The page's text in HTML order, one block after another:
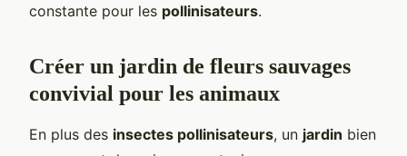
constante pour les pollinisateurs.
Créer un jardin de fleurs sauvages
convivial pour les animaux
En plus des insectes pollinisateurs, un jardin bien